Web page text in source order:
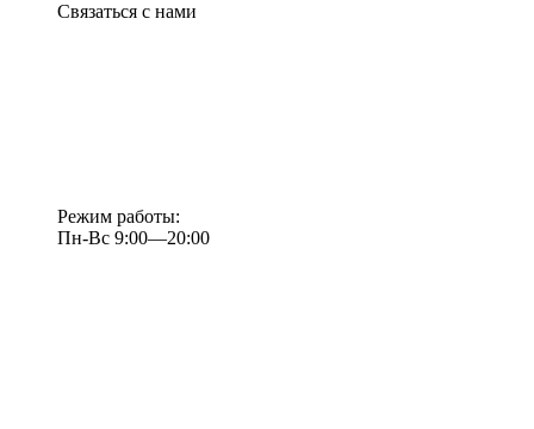
Связаться с нами
Режим работы:
Пн-Вс 9:00—20:00